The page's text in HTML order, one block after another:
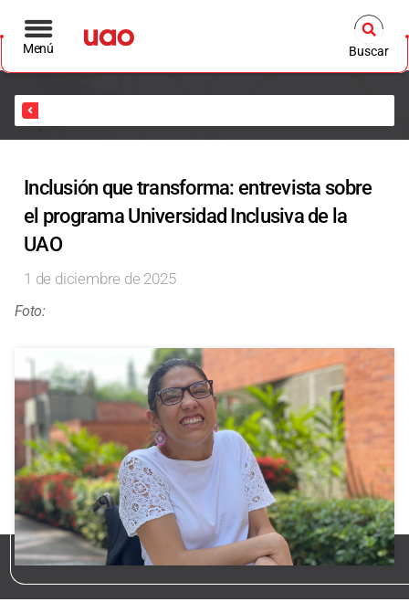
Menú Buscar
Inclusión que transforma: entrevista sobre
el programa Universidad Inclusiva de la
UAO
1 de diciembre de 2025
Foto: